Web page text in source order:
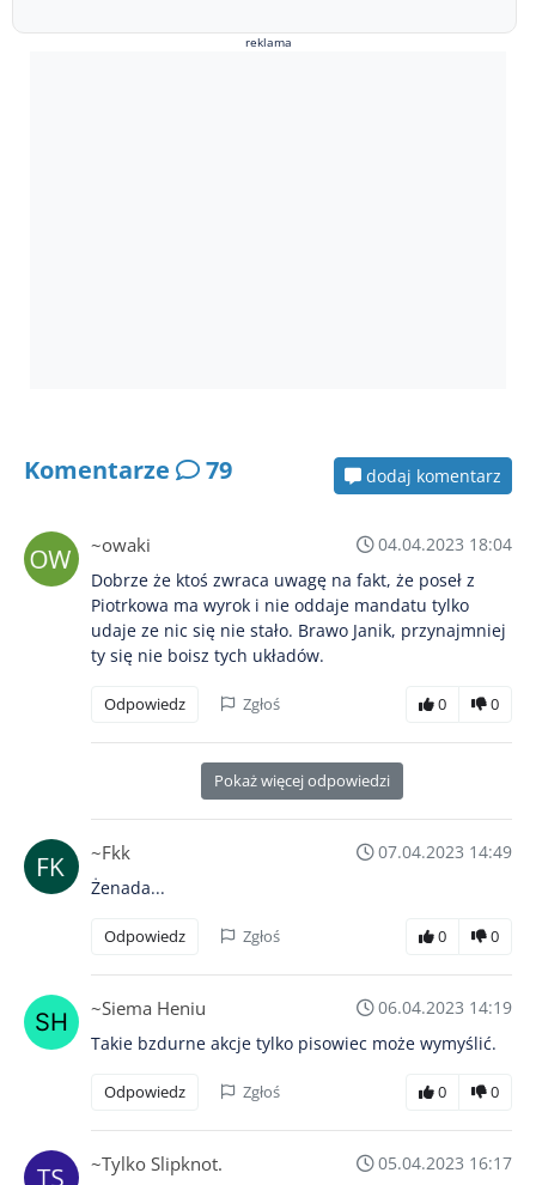
reklama
Komentarze 79 dodaj komentarz
~owaki
04.04.2023 18:04
Dobrze że ktoś zwraca uwagę na fakt, że poseł z
Piotrkowa ma wyrok i nie oddaje mandatu tylko
udaje ze nic się nie stało. Brawo Janik, przynajmniej
ty się nie boisz tych układów.
Odpowiedz Zgłoś 0 0
Pokaż więcej odpowiedzi
~Fkk
07.04.2023 14:49
Żenada...
Odpowiedz Zgłoś 0 0
~Siema Heniu
06.04.2023 14:19
Takie bzdurne akcje tylko pisowiec może wymyślić.
Odpowiedz Zgłoś 0 0
~Tylko Slipknot.
05.04.2023 16:17